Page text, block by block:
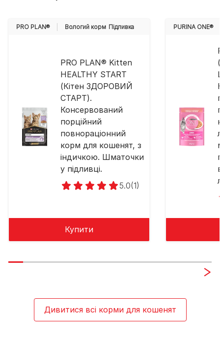
PRO PLAN® Вологий корм Підливка
PRO PLAN® Kitten
HEALTHY START
(Кітен ЗДОРОВИЙ
СТАРТ).
Консервований
порційний
повнораціонний
корм для кошенят, з
індичкою. Шматочки
у підливці.
5.0(1)
Купити
PURINA ONE®
Дивитися всі корми для кошенят